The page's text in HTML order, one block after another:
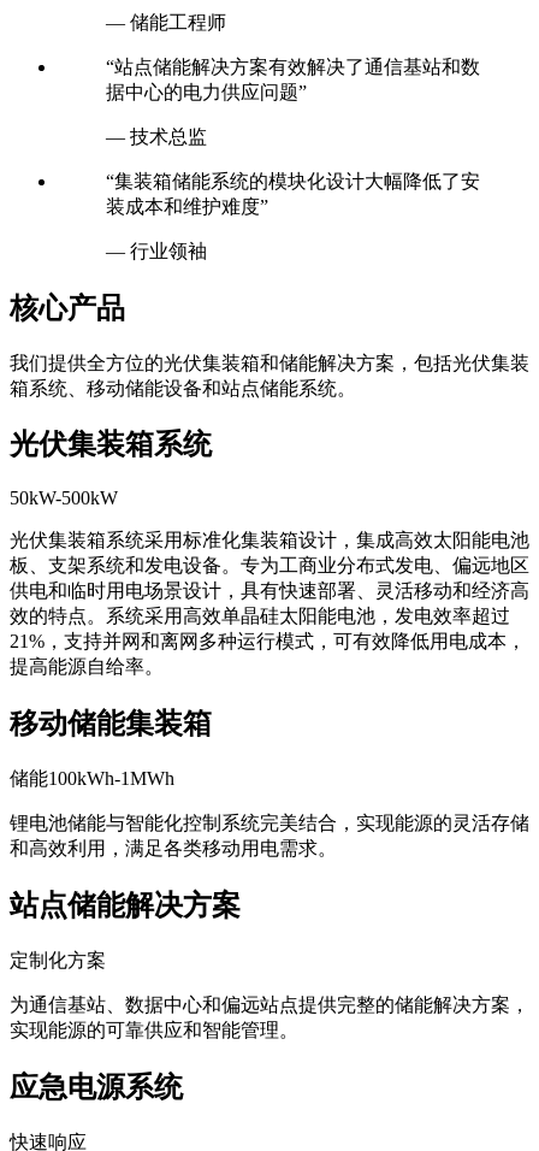
— 储能工程师
“站点储能解决方案有效解决了通信基站和数
据中心的电力供应问题”
— 技术总监
“集装箱储能系统的模块化设计大幅降低了安
装成本和维护难度”
— 行业领袖
核心产品
我们提供全方位的光伏集装箱和储能解决方案，包括光伏集装
箱系统、移动储能设备和站点储能系统。
光伏集装箱系统
50kW-500kW
光伏集装箱系统采用标准化集装箱设计，集成高效太阳能电池
板、支架系统和发电设备。专为工商业分布式发电、偏远地区
供电和临时用电场景设计，具有快速部署、灵活移动和经济高
效的特点。系统采用高效单晶硅太阳能电池，发电效率超过
21%，支持并网和离网多种运行模式，可有效降低用电成本，
提高能源自给率。
移动储能集装箱
储能100kWh-1MWh
锂电池储能与智能化控制系统完美结合，实现能源的灵活存储
和高效利用，满足各类移动用电需求。
站点储能解决方案
定制化方案
为通信基站、数据中心和偏远站点提供完整的储能解决方案，
实现能源的可靠供应和智能管理。
应急电源系统
快速响应